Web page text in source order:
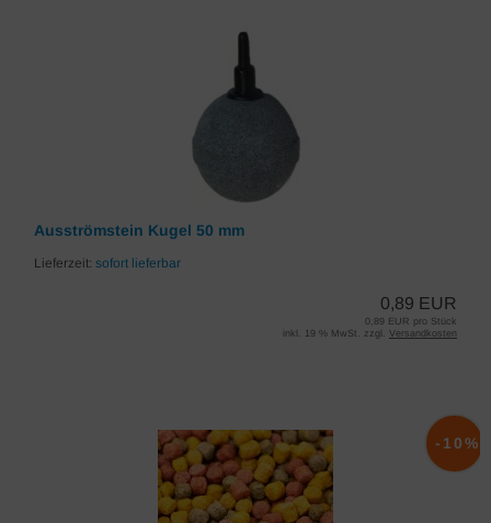
Ausströmstein Kugel 50 mm
Lieferzeit: sofort lieferbar
0,89 EUR
0,89 EUR pro Stück
inkl. 19 % MwSt. zzgl. Versandkosten
-10%